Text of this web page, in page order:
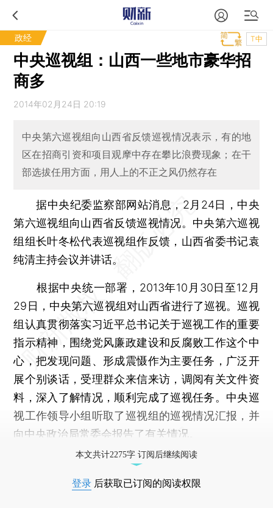
政经 T中
中央巡视组：山西一些地市豪华招
商多
2014年02月24日 20:19
中央第六巡视组向山西省反馈巡视情况表示，有的地
区在招商引资和项目观摩中存在攀比浪费现象；在干
部选拔任用方面，用人上的不正之风仍然存在
据中央纪委监察部网站消息，2月24日，中央
第六巡视组向山西省反馈巡视情况。中央第六巡视
组组长叶冬松代表巡视组作反馈，山西省委书记袁
纯清主持会议并讲话。
根据中央统一部署，2013年10月30日至12月
29日，中央第六巡视组对山西省进行了巡视。巡视
组认真贯彻落实习近平总书记关于巡视工作的重要
指示精神，围绕党风廉政建设和反腐败工作这个中
心，把发现问题、形成震慑作为主要任务，广泛开
展个别谈话，受理群众来信来访，调阅有关文件资
料，深入了解情况，顺利完成了巡视任务。中央巡
视工作领导小组听取了巡视组的巡视情况汇报，并
向中央政治局常委会报告了有关情况。
本文共计2275字 订阅后继续阅读
登录 后获取已订阅的阅读权限